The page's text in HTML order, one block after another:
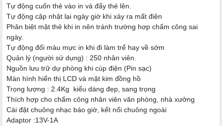
Tự động cuốn thẻ vào in và đẩy thẻ lên.
Tự động cập nhật lại ngày giờ khi xảy ra mất điện
Phân biệt mặt thẻ khi in nên tránh trường hợp chấm công sai
ngày.
Tự động đổi màu mực in khi đi làm trể hay về sớm
Quản lý (người sử dụng) : 250 nhân viên.
Nguồn lưu trữ dự phòng khi cúp điện (Pin sạc)
Màn hình hiển thị LCD và mặt kim đồng hồ
Trọng lượng : 2.4Kg kiểu dáng đẹp, sang trọng
Thích hợp cho chấm công nhân viên văn phòng, nhà xưởng
Cài đặt chuông nhạc báo giờ, kết nối chuông ngoài
Adaptor :13V-1A